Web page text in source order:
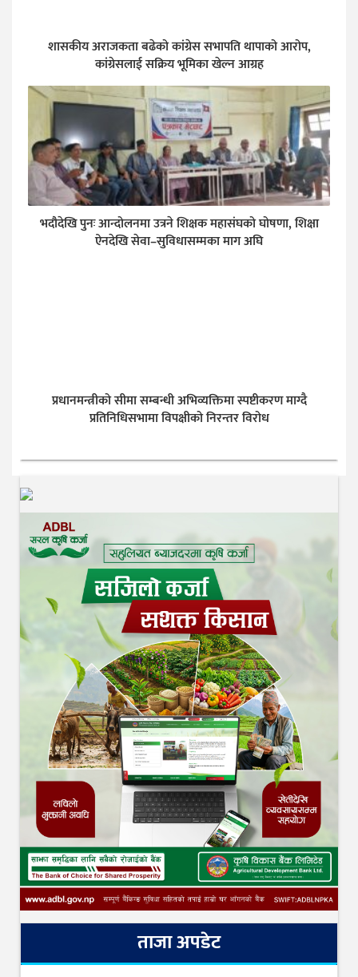
शासकीय अराजकता बढेको कांग्रेस सभापति थापाको आरोप,
कांग्रेसलाई सक्रिय भूमिका खेल्न आग्रह
भदौदेखि पुनः आन्दोलनमा उत्रने शिक्षक महासंघको घोषणा, शिक्षा
ऐनदेखि सेवा–सुविधासम्मका माग अघि
प्रधानमन्त्रीको सीमा सम्बन्धी अभिव्यक्तिमा स्पष्टीकरण माग्दै
प्रतिनिधिसभामा विपक्षीको निरन्तर विरोध
ताजा अपडेट